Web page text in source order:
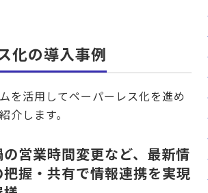
化の導入事例
を活用してペーパーレス化を進め
介します。
営業時間変更など、最新情
握・共有で情報連携を実現